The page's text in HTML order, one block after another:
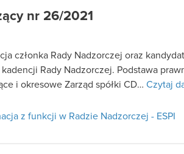
nr 26/2021
członka Rady Nadzorczej oraz
Rady Nadzorczej. Podstawa
i okresowe Zarząd spółki CD… Czytaj
z funkcji w Radzie Nadzorczej - ESPI